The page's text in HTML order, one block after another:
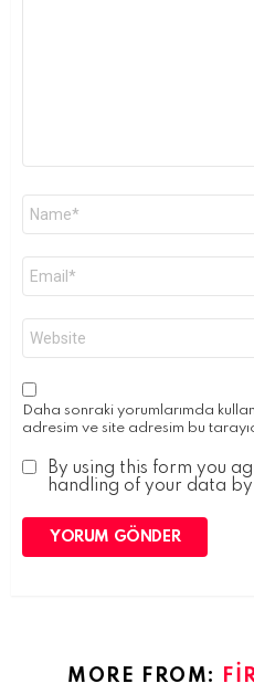
posta
*
sitesi
Daha sonraki yorumlarımda
adresim ve site adresim bu
By using this form you
handling of your data
MORE FROM: